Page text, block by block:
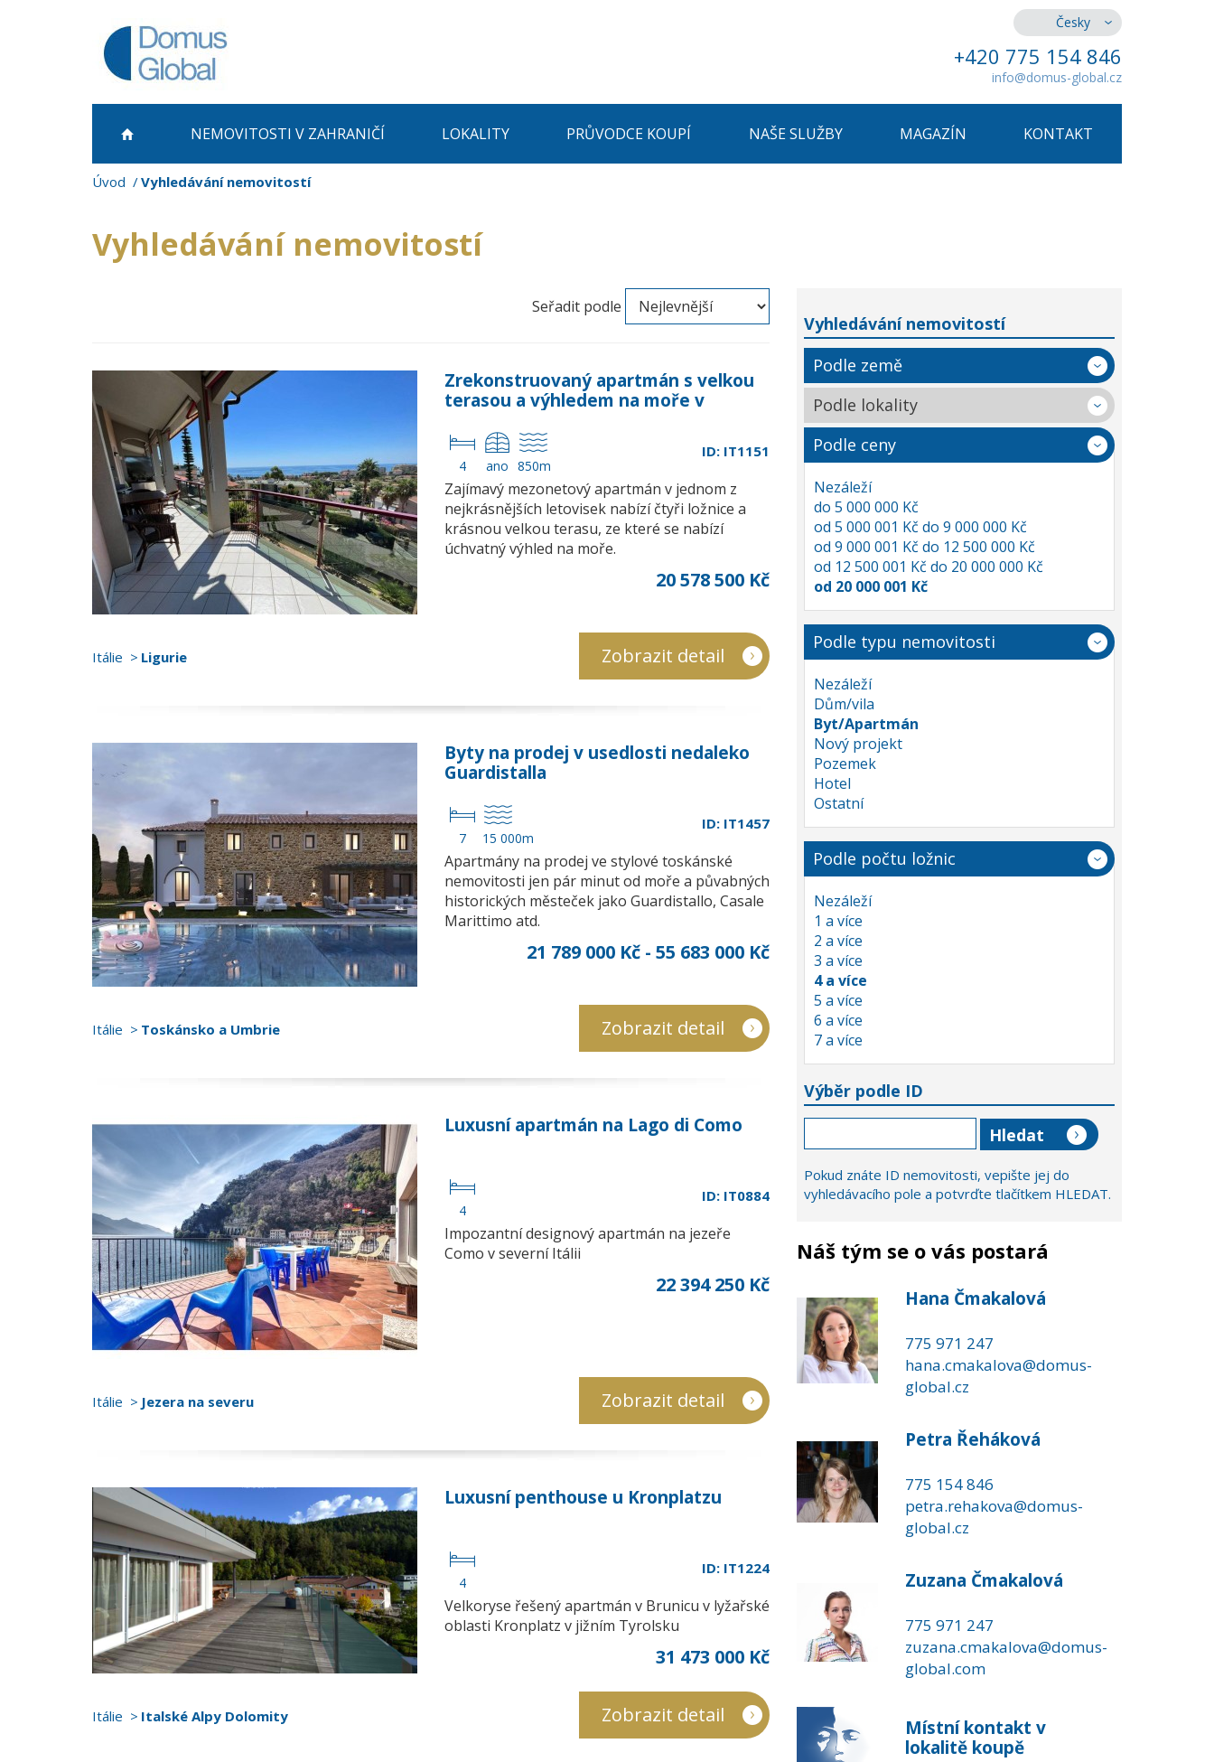
Česky
+420 775 154 846
info@domus-global.cz
NEMOVITOSTI V ZAHRANIČÍ LOKALITY PRŮVODCE KOUPÍ NAŠE SLUŽBY MAGAZÍN KONTAKT
Úvod Vyhledávání nemovitostí
Vyhledávání nemovitostí
Seřadit podle
Zrekonstruovaný apartmán s velkou
terasou a výhledem na moře v
4 ano 850m
ID: IT1151
Zajímavý mezonetový apartmán v jednom z
nejkrásnějších letovisek nabízí čtyři ložnice a
krásnou velkou terasu, ze které se nabízí
úchvatný výhled na moře.
20 578 500 Kč
Itálie Ligurie Zobrazit detail
Byty na prodej v usedlosti nedaleko
Guardistalla
7 15 000m
ID: IT1457
Apartmány na prodej ve stylové toskánské
nemovitosti jen pár minut od moře a půvabných
historických městeček jako Guardistallo, Casale
Marittimo atd.
21 789 000 Kč - 55 683 000 Kč
Itálie Toskánsko a Umbrie Zobrazit detail
Luxusní apartmán na Lago di Como
4
ID: IT0884
Impozantní designový apartmán na jezeře
Como v severní Itálii
22 394 250 Kč
Itálie Jezera na severu Zobrazit detail
Luxusní penthouse u Kronplatzu
4
ID: IT1224
Velkoryse řešený apartmán v Brunicu v lyžařské
oblasti Kronplatz v jižním Tyrolsku
31 473 000 Kč
Itálie Italské Alpy Dolomity Zobrazit detail
Vyhledávání nemovitostí
Podle země
Podle lokality
Podle ceny
Nezáleží
do 5 000 000 Kč
od 5 000 001 Kč do 9 000 000 Kč
od 9 000 001 Kč do 12 500 000 Kč
od 12 500 001 Kč do 20 000 000 Kč
od 20 000 001 Kč
Podle typu nemovitosti
Nezáleží
Dům/vila
Byt/Apartmán
Nový projekt
Pozemek
Hotel
Ostatní
Podle počtu ložnic
Nezáleží
1 a více
2 a více
3 a více
4 a více
5 a více
6 a více
7 a více
Výběr podle ID
Pokud znáte ID nemovitosti, vepište jej do
vyhledávacího pole a potvrďte tlačítkem HLEDAT.
Náš tým se o vás postará
Hana Čmakalová
775 971 247
hana.cmakalova@domus-
global.cz
Petra Řeháková
775 154 846
petra.rehakova@domus-
global.cz
Zuzana Čmakalová
775 971 247
zuzana.cmakalova@domus-
global.com
Místní kontakt v
lokalitě koupě